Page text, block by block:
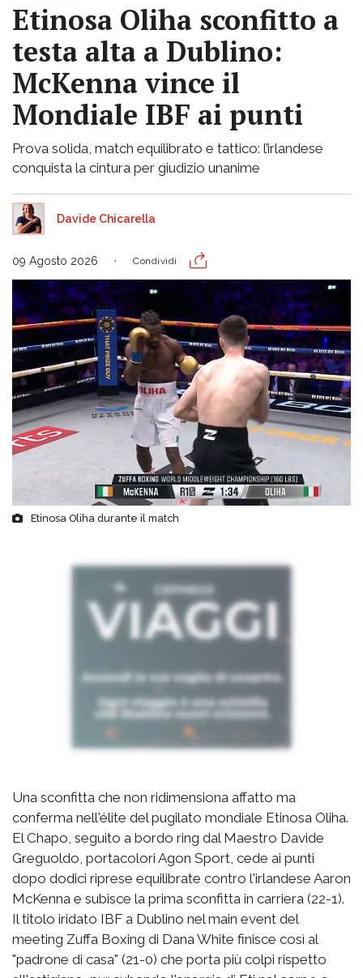
Etinosa Oliha sconfitto a
testa alta a Dublino:
McKenna vince il
Mondiale IBF ai punti
Prova solida, match equilibrato e tattico: l’irlandese
conquista la cintura per giudizio unanime
Davide Chicarella
09 Agosto 2026 Condividi
Etinosa Oliha durante il match
Una sconfitta che non ridimensiona affatto ma
conferma nell'élite del pugilato mondiale Etinosa Oliha.
El Chapo, seguito a bordo ring dal Maestro Davide
Greguoldo, portacolori Agon Sport, cede ai punti
dopo dodici riprese equilibrate contro l'irlandese Aaron
McKenna e subisce la prima sconfitta in carriera (22-1).
Il titolo iridato IBF a Dublino nel main event del
meeting Zuffa Boxing di Dana White finisce così al
"padrone di casa" (21-0) che porta più colpi rispetto